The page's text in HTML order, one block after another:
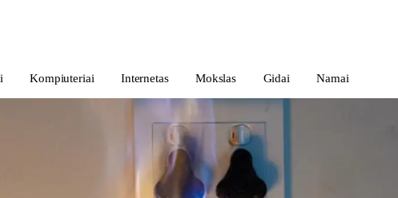
Kompiuteriai Internetas Mokslas Gidai Namai